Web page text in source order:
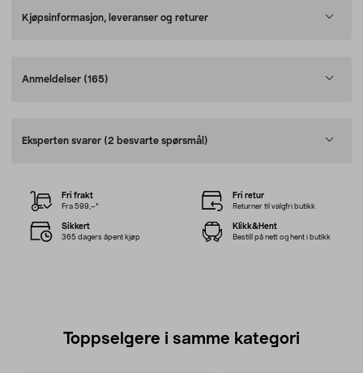
Kjøpsinformasjon, leveranser og returer
Anmeldelser (165)
Eksperten svarer (2 besvarte spørsmål)
Fri frakt
Fra 599,–*
Fri retur
Returner til valgfri butikk
Sikkert
365 dagers åpent kjøp
Klikk&Hent
Bestill på nett og hent i butikk
Toppselgere i samme kategori